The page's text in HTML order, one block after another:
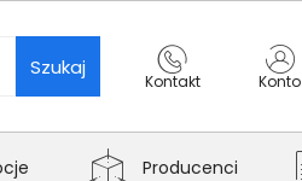
Szukaj
Kontakt Konto
Producenci